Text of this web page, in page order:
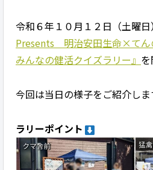
令和６年１０月１２日（土曜日
Presents 明治安田生命×てん
みんなの健活クイズラリー』
今回は当日の様子をご紹介しま
ラリーポイント